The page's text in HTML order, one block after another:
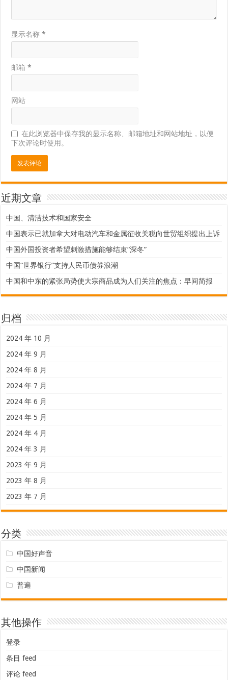
显示名称*
邮箱*
网站
在此浏览器中保存我的显示名称、邮箱地址和网站地址，以便
下次评论时使用。
近期文章
中国、清洁技术和国家安全
中国表示已就加拿大对电动汽车和金属征收关税向世贸组织提出上诉
中国外国投资者希望刺激措施能够结束“深冬”
中国“世界银行”支持人民币债券浪潮
中国和中东的紧张局势使大宗商品成为人们关注的焦点：早间简报
归档
2024 年 10 月
2024 年 9 月
2024 年 8 月
2024 年 7 月
2024 年 6 月
2024 年 5 月
2024 年 4 月
2024 年 3 月
2023 年 9 月
2023 年 8 月
2023 年 7 月
分类
中国好声音
中国新闻
普遍
其他操作
登录
条目 feed
评论 feed